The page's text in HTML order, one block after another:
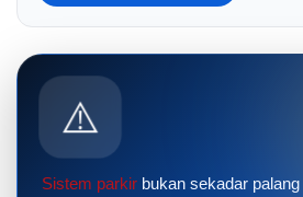
⚠️
Sistem parkir bukan sekadar